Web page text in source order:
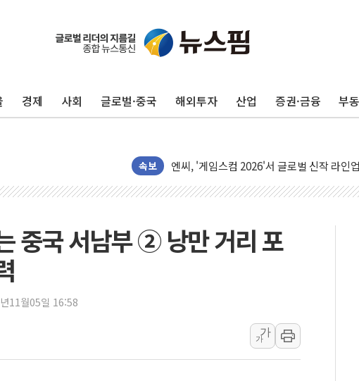
경제 사회 글로벌·중국 해외투자 산업 증권·금융 부
속보
피치 "韓 코스피 약세 장기화 시 주택수요
법원, 한미 임주현 지분 100억 가압류 결
롯데백화점, '홈스타일링 페어'…리빙 최대
[AI 카드뉴스] 어린이집·유치원 비상! 수족
[르포] 폭염 속 '자폭 드론' 첫 실사격…미 해
공정위 "국고채 PD 15곳, 관행 아닌 담합
쉐이크쉑, 남양주 현대아울렛에 '다산점' 열어
정부혁신 우수사례 세계에 알린다…식약처
중국 서남부 ② 낭만 거리 포
11월05일 16:58
가
가